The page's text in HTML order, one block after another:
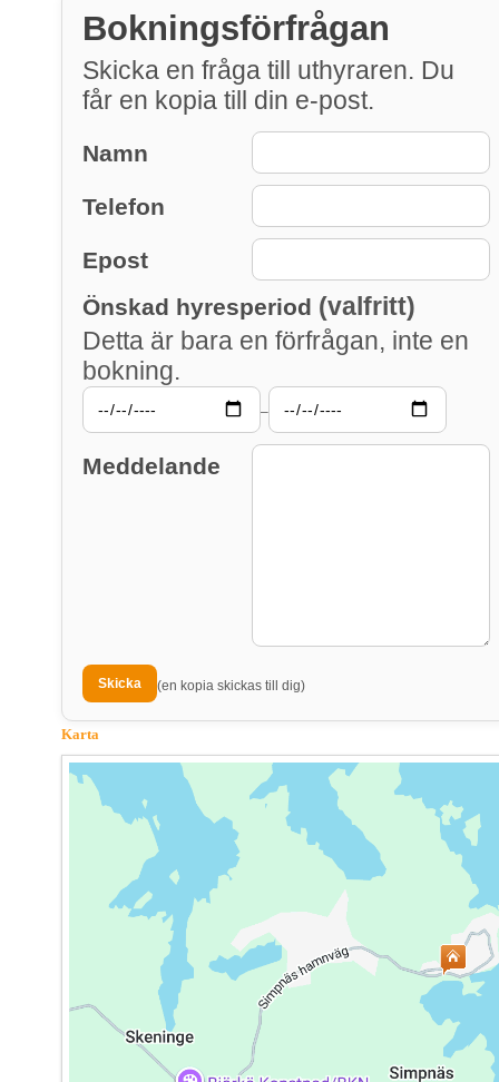
Bokningsförfrågan
Skicka en fråga till uthyraren. Du
får en kopia till din e-post.
Namn
Telefon
Epost
Önskad hyresperiod (valfritt)
Detta är bara en förfrågan, inte en
bokning.
–
Meddelande
(en kopia skickas till dig)
Karta